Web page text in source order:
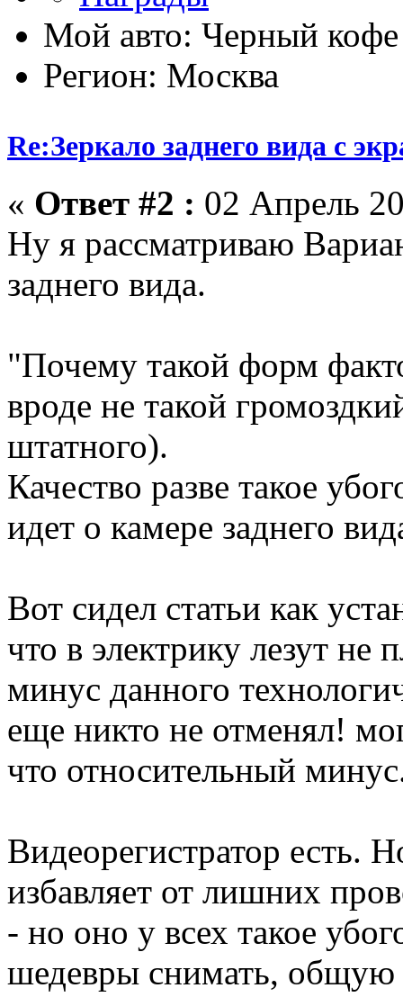
Мой авто: Черный кофе
Регион: Москва
Re:Зеркало заднего вида с
« Ответ #2 : 02 Апрель
Ну я рассматриваю
заднего вида.
"Почему такой форм
вроде не такой
штатного).
Качество разве такое
идет о камере заднего
Вот сидел статьи как
что в электрику лезут не
минус данного
еще никто не отменял!
что относительный
Видеорегистратор есть.
избавляет от лишних
- но оно у всех такое
шедевры снимать, общую